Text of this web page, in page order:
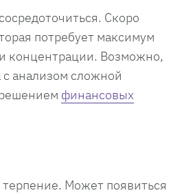
Скоро
потребует максимум
концентрации. Возможно,
с анализом сложной
финансовых
терпение. Может появиться